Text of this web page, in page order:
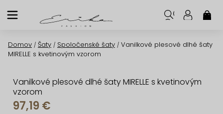
na
Domov / Šaty / Spoločenské šaty / Vanilkové plesové dlhé šaty
MIRELLE s kvetinovým vzorom
Vanilkové plesové dlhé šaty MIRELLE s kvetinovým
vzorom
97,19 €